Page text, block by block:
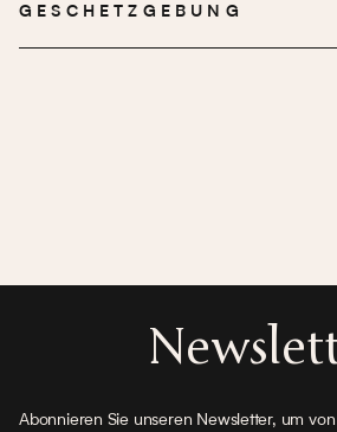
GESCHETZGEBUNG
Abonnieren Sie unseren Newsletter, um